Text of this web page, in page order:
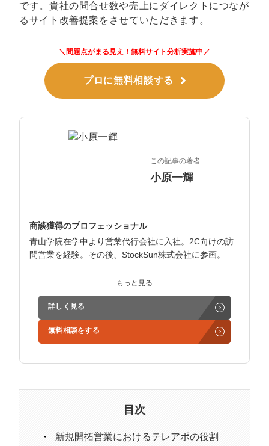
です。貴社の問合せ数や売上にダイレクトにつなが
るサイト改善提案をさせていただきます。
＼問題点がまる見え！無料サイト分析実施中／
プロに無料相談する
この記事の著者
小原一輝
商談獲得のプロフェッショナル
青山学院在学中より営業代行会社に入社。2C向けの訪
問営業を経験。その後、StockSun株式会社に参画。
インサイドセールス立ち上げ、テレアポ部隊立ち上げな
ど営業支援を担当。
学生時代からに代表岩野の社長秘書として活動。現在は
3社の事業責任者も務めており、Webマーケティングと
精鋭された営業フリーランスが30名ほどを牽引。
趣味はキックボクシング。アマチュアの戦績は2戦0勝2
もっと見る
詳しく見る
無料相談をする
目次
新規開拓営業におけるテレアポの役割